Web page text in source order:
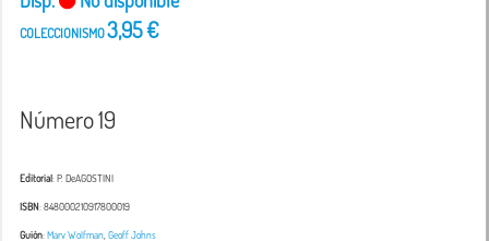
COLECCIONISMO3,95 €
Número 19
Editorial: P. DeAGOSTINI
ISBN: 848000210917800019
Guión:Marv Wolfman Geoff Johns